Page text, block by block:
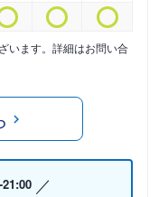
います。詳細はお問い合